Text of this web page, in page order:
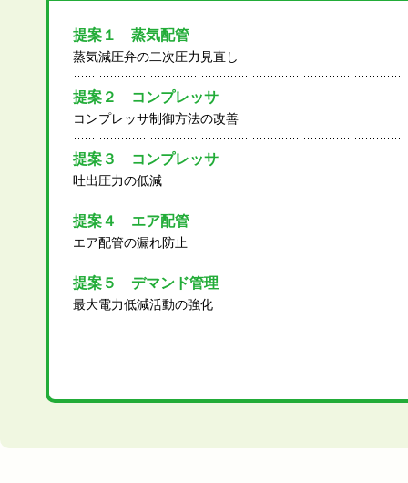
提案１ 蒸気配管
蒸気減圧弁の二次圧力見直し
提案２ コンプレッサ
コンプレッサ制御方法の改善
提案３ コンプレッサ
吐出圧力の低減
提案４ エア配管
エア配管の漏れ防止
提案５ デマンド管理
最大電力低減活動の強化